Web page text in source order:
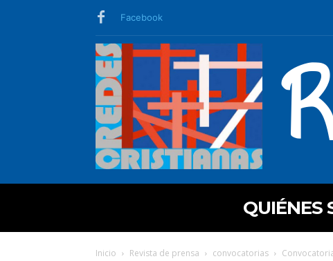
Facebook
QUIÉNES
Inicio Revista de prensa convocatorias